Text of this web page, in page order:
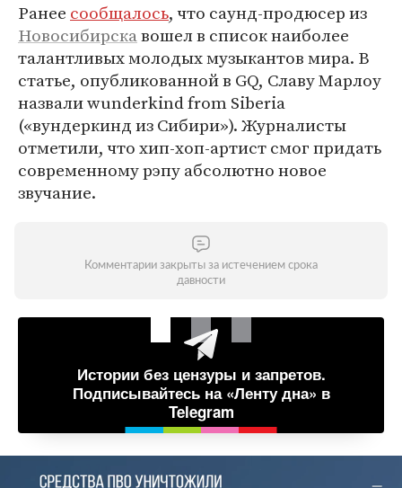
Ранее сообщалось, что саунд-продюсер из
Новосибирскавошел в список наиболее
талантливых молодых музыкантов мира. В
статье, опубликованной в GQ, Славу Марлоу
назвали wunderkind from Siberia
(«вундеркинд из Сибири»). Журналисты
отметили, что хип-хоп-артист смог придать
современному рэпу абсолютно новое
звучание.
Комментарии закрыты за истечением срока
давности
Истории без цензуры и запретов.
Подписывайтесь на «Ленту дна» в
Telegram